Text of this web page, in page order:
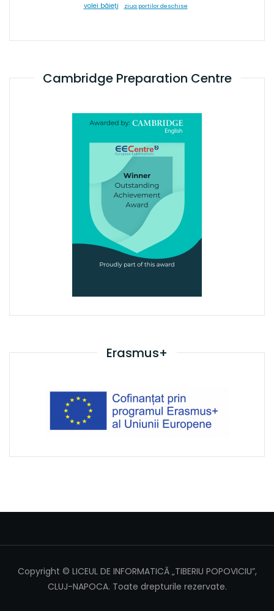
volei băieți ziua portilor deschise
Cambridge Preparation Centre
Erasmus+
Copyright © LICEUL DE INFORMATICĂ „TIBERIU POPOVICIU”,
CLUJ-NAPOCA. Toate drepturile rezervate.